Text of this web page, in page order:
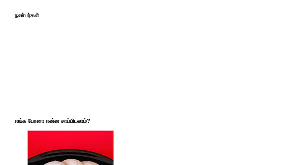
நண்பர்கள்
எங்க போனா என்ன சாப்பிடலாம்?